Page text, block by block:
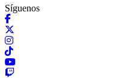
Síguenos